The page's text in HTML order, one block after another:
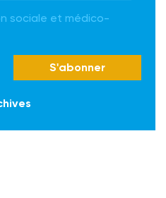
sociale et médico-
S'abonner